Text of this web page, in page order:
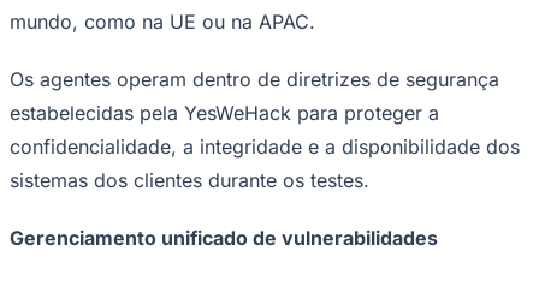
Selo Verificado
Agenda de Vestibulares
Vagas de Emprego
Concursos
Panorama Econômico
Para Sua Empresa
mundo, como na UE ou na APAC.
Os agentes operam dentro de diretrizes de segurança
estabelecidas pela YesWeHack para proteger a
confidencialidade, a integridade e a disponibilidade dos
sistemas dos clientes durante os testes.
Gerenciamento unificado de vulnerabilidades